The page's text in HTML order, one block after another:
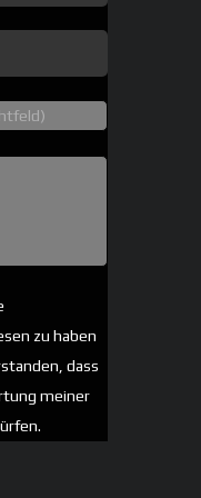
zu haben
dass
meiner